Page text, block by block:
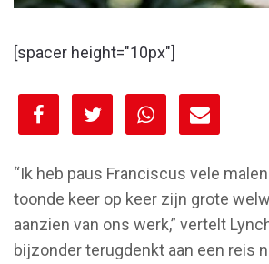
[spacer height="10px"]
[spacer height="10px"]
“Ik heb paus Franciscus vele
toonde keer op keer zijn grote
aanzien van ons werk,” vertelt
bijzonder terugdenkt aan een reis